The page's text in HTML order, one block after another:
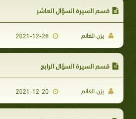
قسم السيرة السؤال العاشر
يزن الغانم 2021-12-28
قسم السيرة السؤال الرابع
يزن الغانم 2021-12-20